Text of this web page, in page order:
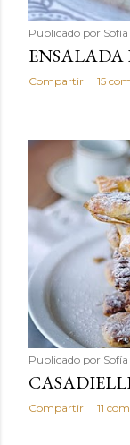
Publicado por
ENSALADA
Compartir 15
Publicado por
Compartir 11